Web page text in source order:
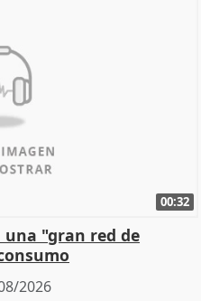
00:32
"gran red de
2026